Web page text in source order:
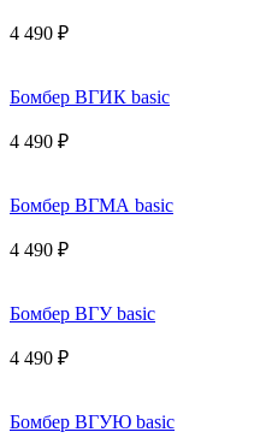
4 490 ₽
Бомбер ВГИК basic
4 490 ₽
Бомбер ВГМА basic
4 490 ₽
Бомбер ВГУ basic
4 490 ₽
Бомбер ВГУЮ basic